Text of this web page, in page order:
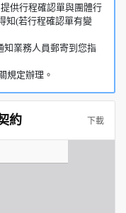
供行程確認單與團體行
知(若行程確認單有變
知業務人員郵寄到您指
規定辦理。
約 下載